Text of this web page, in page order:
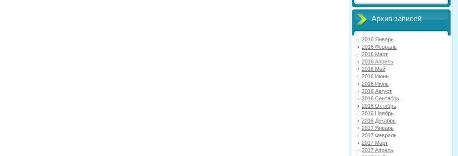
Архив записей
2016 Январь
2016 Февраль
2016 Март
2016 Апрель
2016 Май
2016 Июнь
2016 Июль
2016 Август
2016 Сентябрь
2016 Октябрь
2016 Ноябрь
2016 Декабрь
2017 Январь
2017 Февраль
2017 Март
2017 Апрель